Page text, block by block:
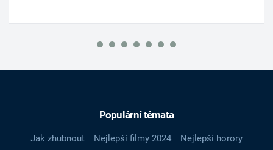
Populární témata
Jak zhubnout Nejlepší filmy 2024
Nejlepší horory